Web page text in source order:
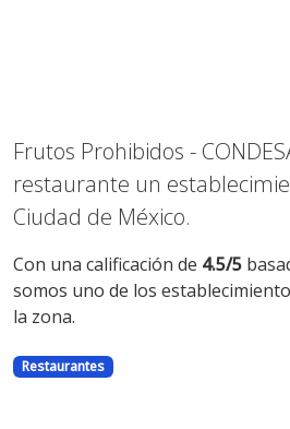
Frutos Prohibidos -
restaurante un
Ciudad de México.
Con una calificación de 4.5/5
somos uno de los
la zona.
Restaurantes